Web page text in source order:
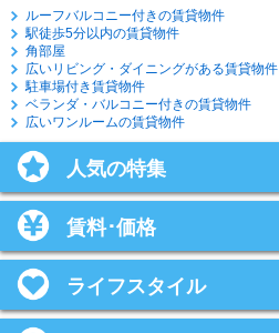
ルーフバルコニー付きの賃貸物件
駅徒歩5分以内の賃貸物件
角部屋
広いリビング・ダイニングがある賃貸物件
駐車場付き賃貸物件
ベランダ・バルコニー付きの賃貸物件
広いワンルームの賃貸物件
人気の特集
賃料･価格
ライフスタイル